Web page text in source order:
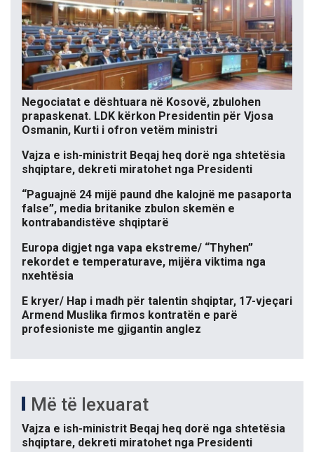
Negociatat e dështuara në Kosovë, zbulohen
prapaskenat. LDK kërkon Presidentin për Vjosa
Osmanin, Kurti i ofron vetëm ministri
Vajza e ish-ministrit Beqaj heq dorë nga shtetësia
shqiptare, dekreti miratohet nga Presidenti
“Paguajnë 24 mijë paund dhe kalojnë me pasaporta
false”, media britanike zbulon skemën e
kontrabandistëve shqiptarë
Europa digjet nga vapa ekstreme/ “Thyhen”
rekordet e temperaturave, mijëra viktima nga
nxehtësia
E kryer/ Hap i madh për talentin shqiptar, 17-vjeçari
Armend Muslika firmos kontratën e parë
profesioniste me gjigantin anglez
Më të lexuarat
Vajza e ish-ministrit Beqaj heq dorë nga shtetësia
shqiptare, dekreti miratohet nga Presidenti